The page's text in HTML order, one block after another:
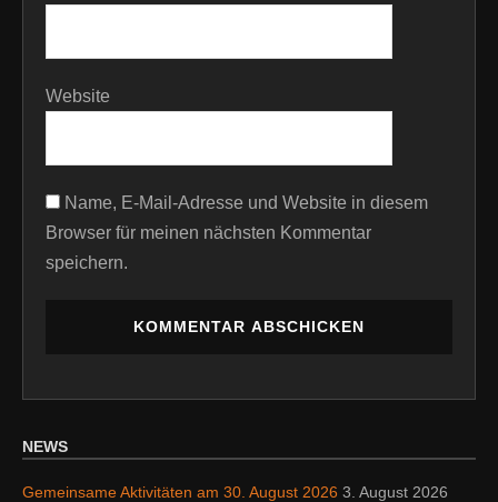
Website
Name, E-Mail-Adresse und Website in diesem
Browser für meinen nächsten Kommentar
speichern.
NEWS
Gemeinsame Aktivitäten am 30. August 2026 3. August 2026